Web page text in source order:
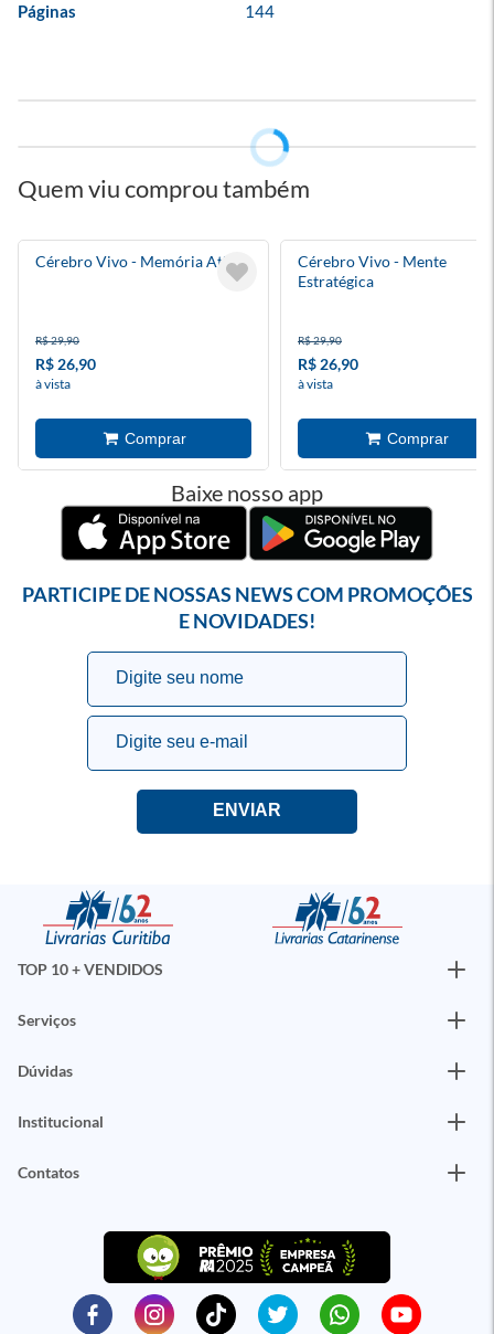
Páginas
144
Quem viu comprou também
Cérebro Vivo - Memória Ativa
R$ 29,90
R$ 26,90
à vista
Cérebro Vivo - Mente
Estratégica
R$ 29,90
R$ 26,90
à vista
Baixe nosso app
PARTICIPE DE NOSSAS NEWS COM PROMOÇÕES
E NOVIDADES!
TOP 10 + VENDIDOS
Serviços
Dúvidas
Institucional
Contatos